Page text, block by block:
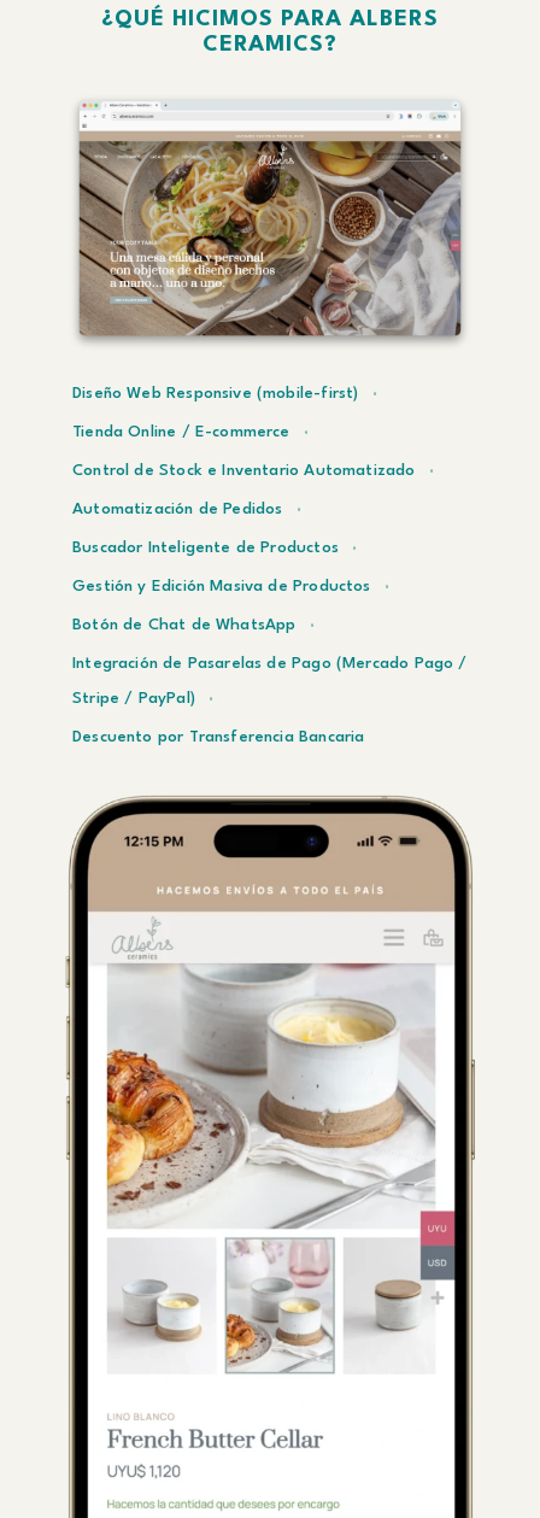
¿QUÉ HICIMOS PARA ALBERS
CERAMICS?
Diseño Web Responsive (mobile-first)
Tienda Online / E-commerce
Control de Stock e Inventario Automatizado
Automatización de Pedidos
Buscador Inteligente de Productos
Gestión y Edición Masiva de Productos
Botón de Chat de WhatsApp
Integración de Pasarelas de Pago (Mercado Pago /
Stripe / PayPal)
Descuento por Transferencia Bancaria